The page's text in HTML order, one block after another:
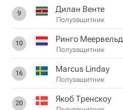
9 Дилан Венте
Полузащитник
10 Ринго Меервельд
Полузащитник
16 Marcus Linday
Полузащитник
20 Якоб Тренскоу